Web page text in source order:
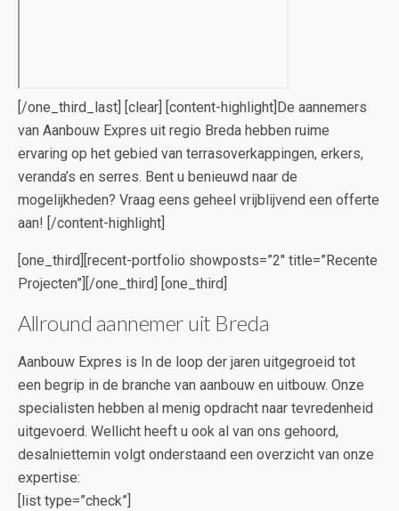
[/one_third_last] [clear] [content-highlight]De aannemers
van Aanbouw Expres uit regio Breda hebben ruime
ervaring op het gebied van terrasoverkappingen, erkers,
veranda’s en serres. Bent u benieuwd naar de
mogelijkheden? Vraag eens geheel vrijblijvend een offerte
aan! [/content-highlight]
[one_third][recent-portfolio showposts=”2″ title=”Recente
Projecten”][/one_third] [one_third]
Allround aannemer uit Breda
Aanbouw Expres is In de loop der jaren uitgegroeid tot
een begrip in de branche van aanbouw en uitbouw. Onze
specialisten hebben al menig opdracht naar tevredenheid
uitgevoerd. Wellicht heeft u ook al van ons gehoord,
desalniettemin volgt onderstaand een overzicht van onze
expertise:
[list type=”check”]